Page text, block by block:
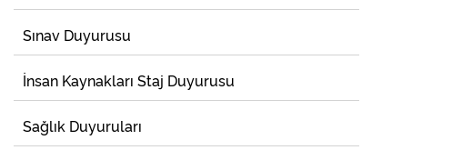
Sınav Duyurusu
İnsan Kaynakları Staj Duyurusu
Sağlık Duyuruları